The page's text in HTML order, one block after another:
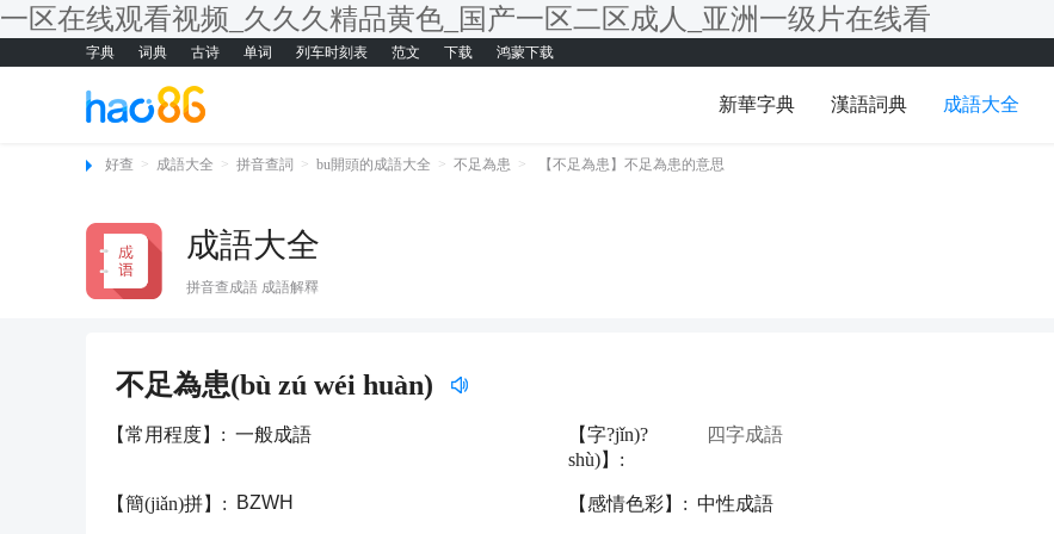
一区在线观看视频_久久久精品黄色_国产一区二区成人_亚洲一级片在线看
字典 词典 古诗 单词 列车时刻表 范文 下载 鸿蒙下载
新華字典 漢語詞典 成語大全
好查 > 成語大全 > 拼音查詞 > bu開頭的成語大全 > 不足為患 > 【不足為患】不足為患的意思
成語大全
拼音查成語 成語解釋
不足為患(bù zú wéi huàn)
【常用程度】: 一般成語
【字?jǐn)?
shù)】:
四字成語
【簡(jiǎn)拼】: BZWH 【感情色彩】: 中性成語